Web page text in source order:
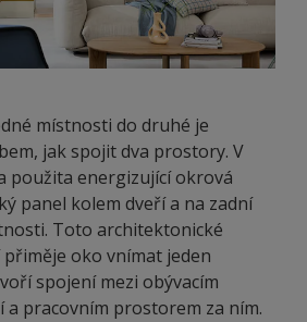
místnosti do druhé je
jak spojit dva prostory. V
použita energizující okrová
panel kolem dveří a na zadní
Toto architektonické
oko vnímat jeden
spojení mezi obývacím
a pracovním prostorem za ním.